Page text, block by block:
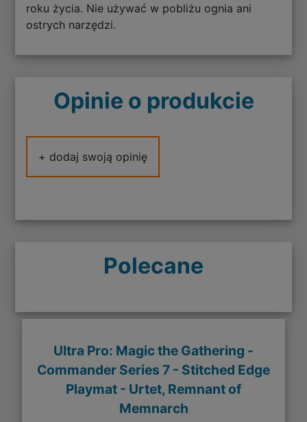
roku życia. Nie używać w pobliżu ognia ani
ostrych narzędzi.
Opinie o produkcie
+ dodaj swoją opinię
Polecane
Ultra Pro: Magic the Gathering -
Commander Series 7 - Stitched Edge
Playmat - Urtet, Remnant of
Memnarch